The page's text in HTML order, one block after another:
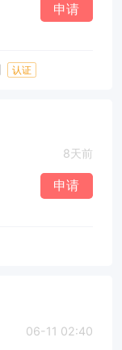
申请
认证
8天前
申请
06-11 02:40